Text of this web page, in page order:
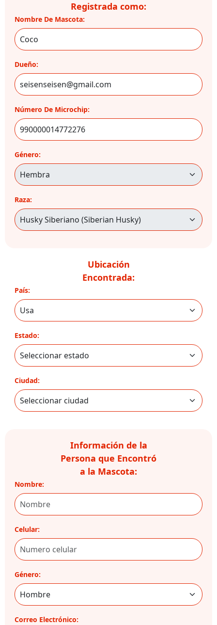
Registrada como:
Nombre De Mascota:
Dueño:
Número De Microchip:
Género:
Raza:
Ubicación
Encontrada:
País:
Estado:
Ciudad:
Información de la
Persona que Encontró
a la Mascota:
Nombre:
Celular:
Género:
Correo Electrónico: